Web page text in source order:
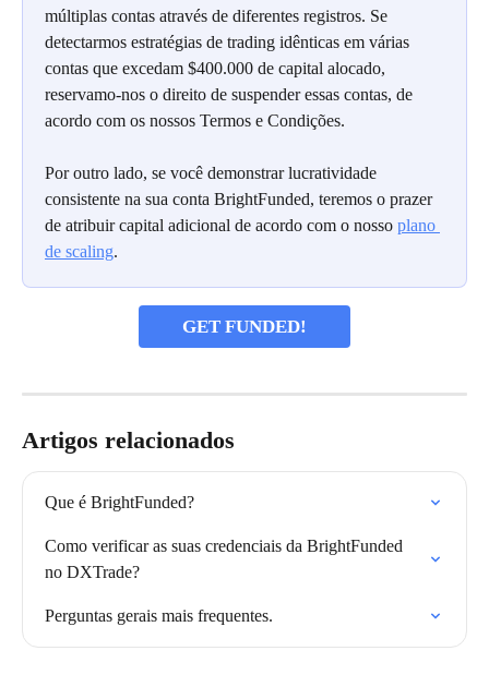
múltiplas contas através de diferentes registros. Se
detectarmos estratégias de trading idênticas em várias
contas que excedam $400.000 de capital alocado,
reservamo-nos o direito de suspender essas contas, de
acordo com os nossos Termos e Condições.
Por outro lado, se você demonstrar lucratividade
consistente na sua conta BrightFunded, teremos o prazer
de atribuir capital adicional de acordo com o nosso plano
de scaling.
GET FUNDED!
Artigos relacionados
Que é BrightFunded?
Como verificar as suas credenciais da BrightFunded
no DXTrade?
Perguntas gerais mais frequentes.